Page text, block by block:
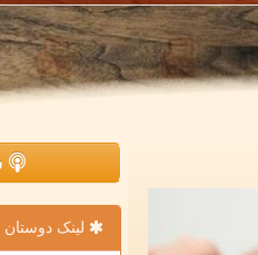
لینک دوستان